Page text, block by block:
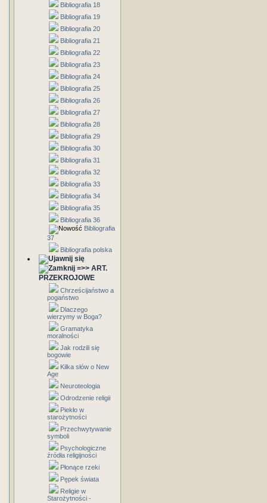
Bibliografia 18
Bibliografia 19
Bibliografia 20
Bibliografia 21
Bibliografia 22
Bibliografia 23
Bibliografia 24
Bibliografia 25
Bibliografia 26
Bibliografia 27
Bibliografia 28
Bibliografia 29
Bibliografia 30
Bibliografia 31
Bibliografia 32
Bibliografia 33
Bibliografia 34
Bibliografia 35
Bibliografia 36
Bibliografia
37
Bibliografia polska
=>> ART.
PRZEKROJOWE
Chrześcijaństwo a
pogaństwo
Dlaczego
wierzymy w Boga?
Gramatyka
moralności
Jak rodzili się
bogowie
Kilka słów o New
Age
Neuroteologia
Odrodzenie religii
Piekło w
starożytności
Przechwytywanie
symboli
Psychologiczne
źródła religijności
Płonące rzeki
Pępek świata
Religie w
Starożytności -